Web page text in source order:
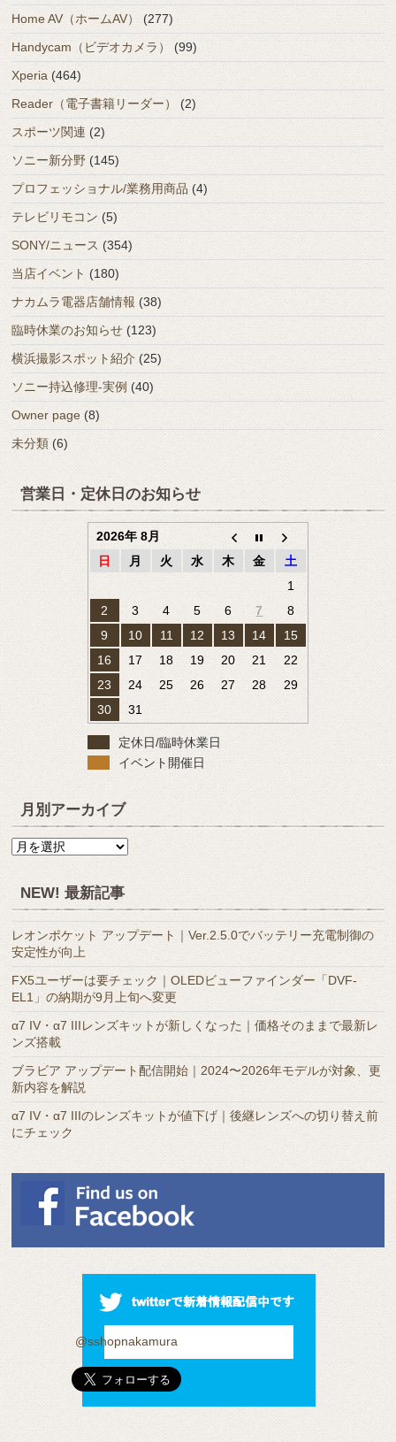
Home AV（ホームAV）
(277)
Handycam（ビデオカメラ）
(99)
Xperia (464)
Reader（電子書籍リーダー）
(2)
スポーツ関連 (2)
ソニー新分野 (145)
プロフェッショナル/業務用商品 (4)
テレビリモコン (5)
SONY/ニュース (354)
当店イベント (180)
ナカムラ電器店舗情報 (38)
臨時休業のお知らせ (123)
横浜撮影スポット紹介(25)
ソニー持込修理-実例 (40)
Owner page (8)
未分類 (6)
営業日・定休日のお知らせ
2026年 8月
日
月 火 水 木 金
土
1
2
3 4 5 6 7
8
9
10 11 12 13 14
15
16
17 18 19 20 21
22
23
24 25 26 27 28
29
30
31
定休日/臨時休業日
イベント開催日
月別アーカイブ
月
ー
カ
イ
ブ
NEW! 最新記事
レオンポケット アップデート｜Ver.2.5.0でバッテリー充電制御の
安定性が向上
FX5ユーザーは要チェック｜OLEDビューファインダー「DVF-
EL1」の納期が9月上旬へ変更
α7 IV・α7 IIIレンズキットが新しくなった｜価格そのままで最新レ
ンズ搭載
ブラビア アップデート配信開始｜2024〜2026年モデルが対象、更
新内容を解説
α7 IV・α7 IIIのレンズキットが値下げ｜後継レンズへの切り替え前
にチェック
@sshopnakamura